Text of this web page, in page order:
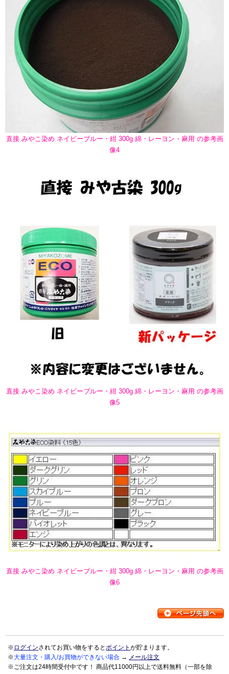
直接 みやこ染め ネイビーブルー・紺 300g 綿・レーヨン・麻用 の参考画
像4
直接 みやこ染め ネイビーブルー・紺 300g 綿・レーヨン・麻用 の参考画
像5
直接 みやこ染め ネイビーブルー・紺 300g 綿・レーヨン・麻用 の参考画
像6
※ ログインされてお買い物をすると ポイント が貯まります。
※大量注文・購入/お買物ができない場合 → メール注文
※ご注文は24時間受付中です！ 商品代11000円以上で送料無料（一部を除